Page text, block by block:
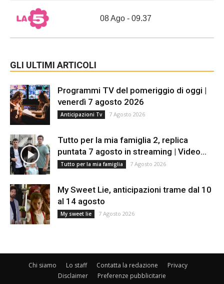
08 Ago - 09.37
GLI ULTIMI ARTICOLI
Programmi TV del pomeriggio di oggi |
venerdì 7 agosto 2026
Anticipazioni Tv 7 Agosto 2026
Tutto per la mia famiglia 2, replica
puntata 7 agosto in streaming | Video...
Tutto per la mia famiglia 7 Agosto 2026
My Sweet Lie, anticipazioni trame dal 10
al 14 agosto
My sweet lie 7 Agosto 2026
Chi siamo Lo staff Contatta la redazione
Privacy
Disclaimer
Preferenze pubblicitarie